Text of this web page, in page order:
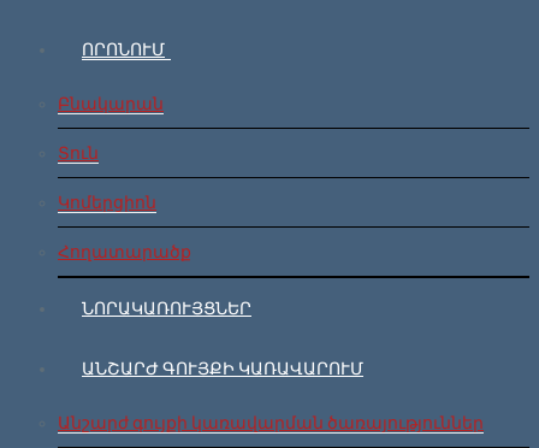
ՈՐՈՆՈՒՄ
Բնակարան
Տուն
Կոմերցիոն
Հողատարածք
ՆՈՐԱԿԱՌՈՒՅՑՆԵՐ
ԱՆՇԱՐԺ ԳՈՒՅՔԻ ԿԱՌԱՎԱՐՈՒՄ
Անշարժ գույքի կառավարման ծառայություններ